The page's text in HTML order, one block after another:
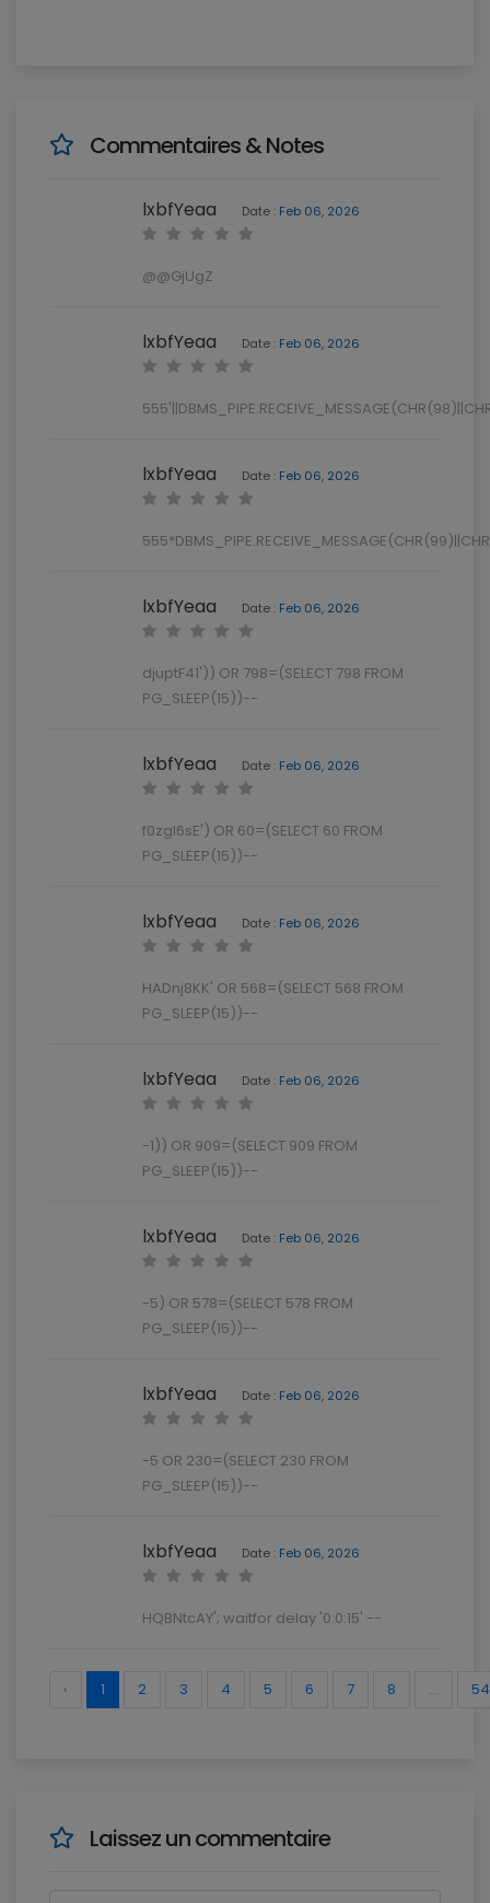
Commentaires & Notes
lxbfYeaa Date : Feb 06, 2026
@@GjUgZ
lxbfYeaa Date : Feb 06, 2026
lxbfYeaa Date : Feb 06, 2026
lxbfYeaa Date : Feb 06, 2026
djuptF41')) OR 798=(SELECT 798 FROM
PG_SLEEP(15))--
lxbfYeaa Date : Feb 06, 2026
f0zgI6sE') OR 60=(SELECT 60 FROM
PG_SLEEP(15))--
lxbfYeaa Date : Feb 06, 2026
HADnj8KK' OR 568=(SELECT 568 FROM
PG_SLEEP(15))--
lxbfYeaa Date : Feb 06, 2026
-1)) OR 909=(SELECT 909 FROM
PG_SLEEP(15))--
lxbfYeaa Date : Feb 06, 2026
-5) OR 578=(SELECT 578 FROM
PG_SLEEP(15))--
lxbfYeaa Date : Feb 06, 2026
-5 OR 230=(SELECT 230 FROM
PG_SLEEP(15))--
lxbfYeaa Date : Feb 06, 2026
HQBNtcAY'; waitfor delay '0:0:15' --
‹ 1 2 3 4 5 6 7 8 ... 54
Laissez un commentaire